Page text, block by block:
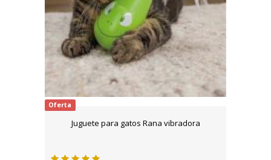
Oferta
Juguete para gatos Rana vibradora